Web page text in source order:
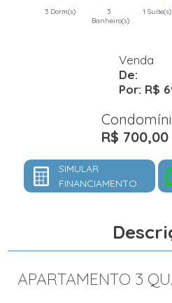
3 Dorm(s)
3
Banheiro(s)
1 Suíte(s)
Venda
De:
Por: R$
R$ 700,00
SIMULAR
FINANCIAMENTO
APARTAMENTO 3